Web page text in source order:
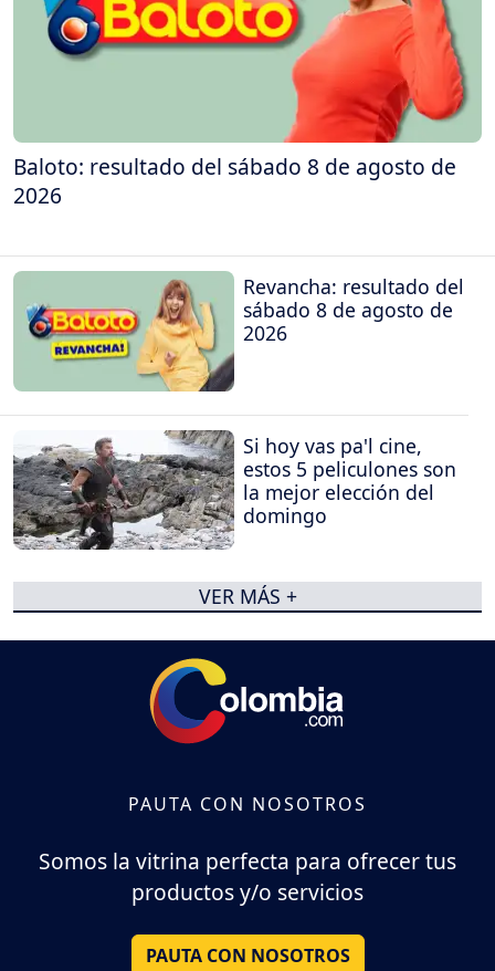
Baloto: resultado del sábado 8 de agosto de
2026
Revancha: resultado del
sábado 8 de agosto de
2026
Si hoy vas pa'l cine,
estos 5 peliculones son
la mejor elección del
domingo
VER MÁS +
PAUTA CON NOSOTROS
Somos la vitrina perfecta para ofrecer tus
productos y/o servicios
PAUTA CON NOSOTROS